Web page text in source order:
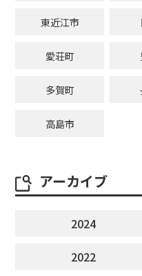
東近江市
愛荘町
多賀町
高島市
アーカイブ
2024
2022